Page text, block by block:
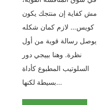
مش كفاية إن منتجك يكون
كويس… لازم كمان شكله
يوصل رسالة قوية من أول
نظرة. وهنا بييجي دور
السلوتيب المطبوع كأداة
بسيطة لكنها...